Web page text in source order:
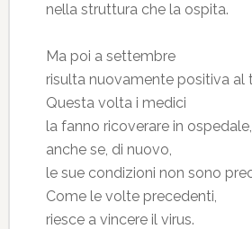
nella struttura che la ospita.
Ma poi a settembre
risulta nuovamente positiva al
Questa volta i medici
la fanno ricoverare in ospedale,
anche se, di nuovo,
le sue condizioni non sono
Come le volte precedenti,
riesce a vincere il virus.